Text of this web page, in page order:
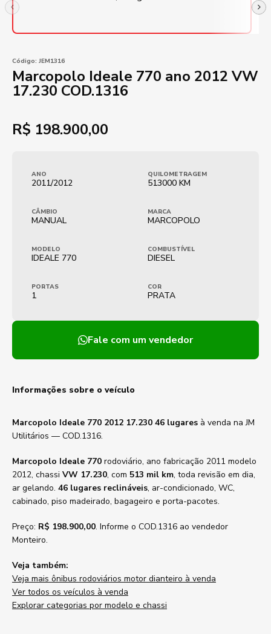
Código: JEM1316
Marcopolo Ideale 770 ano 2012 VW
17.230 COD.1316
R$ 198.900,00
ANO
2011/2012
QUILOMETRAGEM
513000 KM
CÂMBIO
MANUAL
MARCA
MARCOPOLO
MODELO
IDEALE 770
COMBUSTÍVEL
DIESEL
PORTAS
1
COR
PRATA
Fale com um vendedor
Informações sobre o veículo
Marcopolo Ideale 770 2012 17.230 46 lugares à venda na JM
Utilitários — COD.1316.
Marcopolo Ideale 770 rodoviário, ano fabricação 2011 modelo
2012, chassi VW 17.230, com 513 mil km, toda revisão em dia,
ar gelando. 46 lugares reclináveis, ar-condicionado, WC,
cabinado, piso madeirado, bagageiro e porta-pacotes.
Preço: R$ 198.900,00. Informe o COD.1316 ao vendedor
Monteiro.
Veja também:
Veja mais ônibus rodoviários motor dianteiro à venda
Ver todos os veículos à venda
Explorar categorias por modelo e chassi